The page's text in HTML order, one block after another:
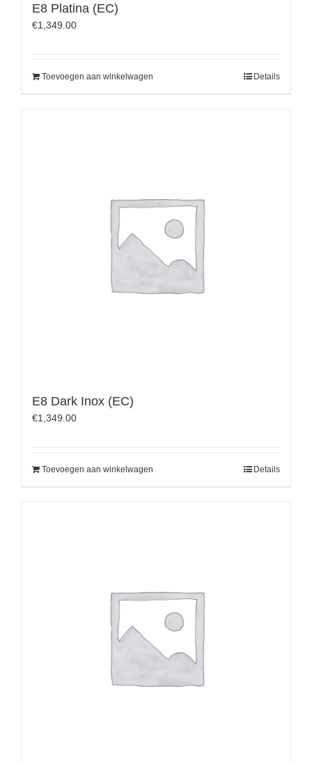
E8 Platina (EC)
€1,349.00
Toevoegen aan winkelwagen Details
E8 Dark Inox (EC)
€1,349.00
Toevoegen aan winkelwagen Details